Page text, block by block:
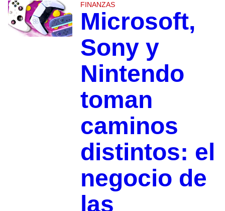
FINANZAS
Microsoft,
Sony y
Nintendo
toman
caminos
distintos: el
negocio de
las